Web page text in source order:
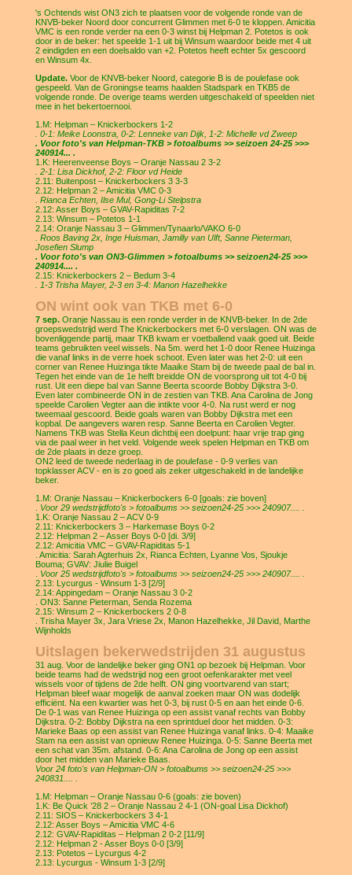
's Ochtends wist ON3 zich te plaatsen voor de volgende ronde van de
KNVB-beker Noord door concurrent Glimmen met 6-0 te kloppen. Amicitia
VMC is een ronde verder na een 0-3 winst bij Helpman 2. Potetos is ook
door in de beker: het speelde 1-1 uit bij Winsum waardoor beide met 4 uit
2 eindigden en een doelsaldo van +2. Potetos heeft echter 5x gescoord
en Winsum 4x.
Update.Voor de KNVB-beker Noord, categorie B is de poulefase ook
gespeeld. Van de Groningse teams haalden Stadspark en TKB5 de
volgende ronde. De overige teams werden uitgeschakeld of speelden niet
mee in het bekertoernooi.
1.M: Helpman – Knickerbockers 1-2
. 0-1: Meike Loonstra, 0-2: Lenneke van Dijk, 1-2: Michelle vd Zweep
. Voor foto's van Helpman-TKB > fotoalbums >> seizoen 24-25 >>>
240914... .
1.K: Heerenveense Boys – Oranje Nassau 2 3-2
. 2-1: Lisa Dickhof, 2-2: Floor vd Heide
2.11: Buitenpost – Knickerbockers 3 3-3
2.12: Helpman 2 – Amicitia VMC 0-3
. Rianca Echten, Ilse Mul, Gong-Li Stelpstra
2.12: Asser Boys – GVAV-Rapiditas 7-2
2.13: Winsum – Potetos 1-1
2.14: Oranje Nassau 3 – Glimmen/Tynaarlo/VAKO 6-0
. Roos Baving 2x, Inge Huisman, Jamilly van Ulft, Sanne Pieterman,
Josefien Slump
. Voor foto's van ON3-Glimmen > fotoalbums >> seizoen24-25 >>>
240914.... .
2.15: Knickerbockers 2 – Bedum 3-4
. 1-3 Trisha Mayer, 2-3 en 3-4: Manon Hazelhekke
ON wint ook van TKB met 6-0
7 sep.Oranje Nassau is een ronde verder in de KNVB-beker. In de 2de
groepswedstrijd werd The Knickerbockers met 6-0 verslagen. ON was de
bovenliggende partij, maar TKB kwam er voetballend vaak goed uit. Beide
teams gebruikten veel wissels. Na 5m. werd het 1-0 door Renee Huizinga
die vanaf links in de verre hoek schoot. Even later was het 2-0: uit een
corner van Renee Huizinga tikte Maaike Stam bij de tweede paal de bal in.
Tegen het einde van de 1e helft breidde ON de voorsprong uit tot 4-0 bij
rust. Uit een diepe bal van Sanne Beerta scoorde Bobby Dijkstra 3-0.
Even later combineerde ON in de zestien van TKB. Ana Carolina de Jong
speelde Carolien Vegter aan die intikte voor 4-0. Na rust werd er nog
tweemaal gescoord. Beide goals waren van Bobby Dijkstra met een
kopbal. De aangevers waren resp. Sanne Beerta en Carolien Vegter.
Namens TKB was Stella Keun dichtbij een doelpunt: haar vrije trap ging
via de paal weer in het veld. Volgende week spelen Helpman en TKB om
de 2de plaats in deze groep.
ON2 leed de tweede nederlaag in de poulefase - 0-9 verlies van
topklasser ACV - en is zo goed als zeker uitgeschakeld in de landelijke
beker.
1.M: Oranje Nassau – Knickerbockers 6-0 [goals: zie boven]
Voor 29 wedstrijdfoto's > fotoalbums >> seizoen24-25 >>> 240907.... .
1.K: Oranje Nassau 2 – ACV 0-9
2.11: Knickerbockers 3 – Harkemase Boys 0-2
2.12: Helpman 2 – Asser Boys 0-0 [di. 3/9]
2.12: Amicitia VMC – GVAV-Rapiditas 5-1
. Amicitia: Sarah Agterhuis 2x, Rianca Echten, Lyanne Vos, Sjoukje
Bouma; GVAV: Jiulie Buigel
Voor 25 wedstrijdfoto's > fotoalbums >> seizoen24-25 >>> 240907.... .
2.13: Lycurgus - Winsum 1-3 [2/9]
2.14: Appingedam – Oranje Nassau 3 0-2
. ON3: Sanne Pieterman, Senda Rozema
2.15: Winsum 2 – Knickerbockers 2 0-8
. Trisha Mayer 3x, Jara Vriese 2x, Manon Hazelhekke, Jil David, Marthe
Wijnholds
Uitslagen bekerwedstrijden 31 augustus
31 aug. Voor de landelijke beker ging ON1 op bezoek bij Helpman. Voor
beide teams had de wedstrijd nog een groot oefenkarakter met veel
wissels voor of tijdens de 2de helft. ON ging voortvarend van start;
Helpman bleef waar mogelijk de aanval zoeken maar ON was dodelijk
efficiënt. Na een kwartier was het 0-3, bij rust 0-5 en aan het einde 0-6.
De 0-1 was van Renee Huizinga op een assist vanaf rechts van Bobby
Dijkstra. 0-2: Bobby Dijkstra na een sprintduel door het midden. 0-3:
Marieke Baas op een assist van Renee Huizinga vanaf links. 0-4: Maaike
Stam na een assist van opnieuw Renee Huizinga. 0-5: Sanne Beerta met
een schat van 35m. afstand. 0-6: Ana Carolina de Jong op een assist
door het midden van Marieke Baas.
Voor 24 foto's van Helpman-ON > fotoalbums >> seizoen24-25 >>>
240831.... .
1.M: Helpman – Oranje Nassau 0-6 (goals: zie boven)
1.K: Be Quick ’28 2 – Oranje Nassau 2 4-1 (ON-goal Lisa Dickhof)
2.11: SIOS – Knickerbockers 3 4-1
2.12: Asser Boys – Amicitia VMC 4-6
2.12: GVAV-Rapiditas – Helpman 2 0-2 [11/9]
2.12: Helpman 2 - Asser Boys 0-0 [3/9]
2.13: Potetos – Lycurgus 4-2
2.13: Lycurgus - Winsum 1-3 [2/9]